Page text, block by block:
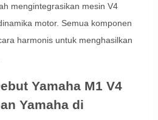
mengintegrasikan mesin V4
motor. Semua komponen
harmonis untuk menghasilkan
Yamaha M1 V4
Yamaha di